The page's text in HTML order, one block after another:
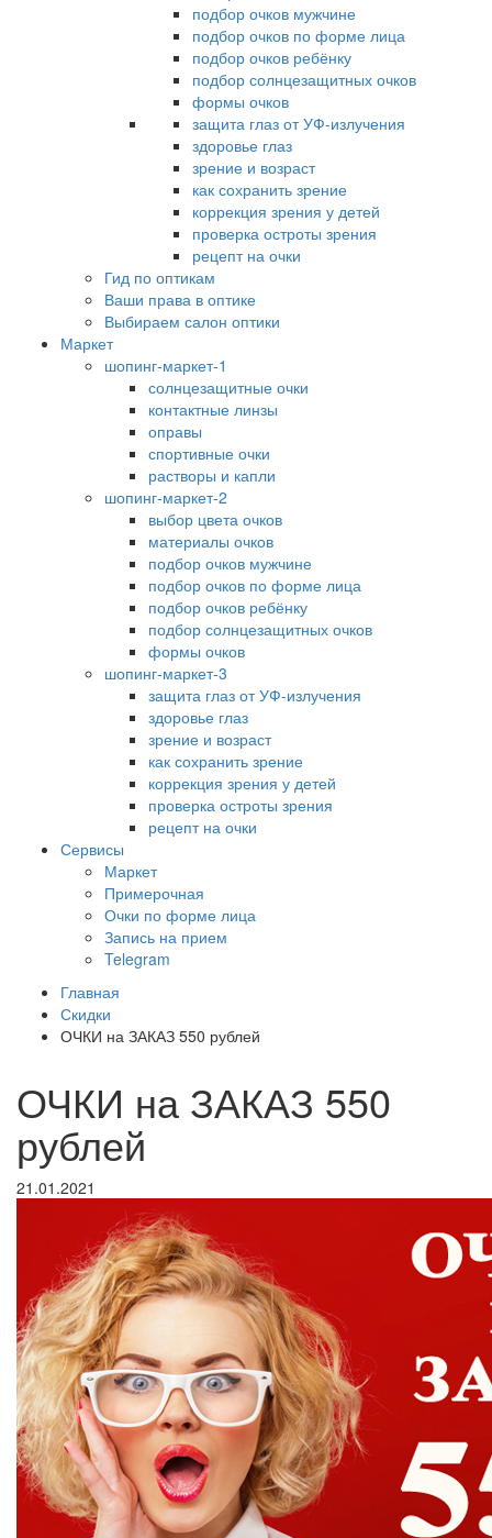
подбор очков мужчине
подбор очков по форме лица
подбор очков ребёнку
подбор солнцезащитных очков
формы очков
защита глаз от УФ-излучения
здоровье глаз
зрение и возраст
как сохранить зрение
коррекция зрения у детей
проверка остроты зрения
рецепт на очки
Гид по оптикам
Ваши права в оптике
Выбираем салон оптики
Маркет
шопинг-маркет-1
солнцезащитные очки
контактные линзы
оправы
спортивные очки
растворы и капли
шопинг-маркет-2
выбор цвета очков
материалы очков
подбор очков мужчине
подбор очков по форме лица
подбор очков ребёнку
подбор солнцезащитных очков
формы очков
шопинг-маркет-3
защита глаз от УФ-излучения
здоровье глаз
зрение и возраст
как сохранить зрение
коррекция зрения у детей
проверка остроты зрения
рецепт на очки
Сервисы
Маркет
Примерочная
Очки по форме лица
Запись на прием
Telegram
Главная
Скидки
ОЧКИ на ЗАКАЗ 550 рублей
ОЧКИ на ЗАКАЗ 550
рублей
21.01.2021